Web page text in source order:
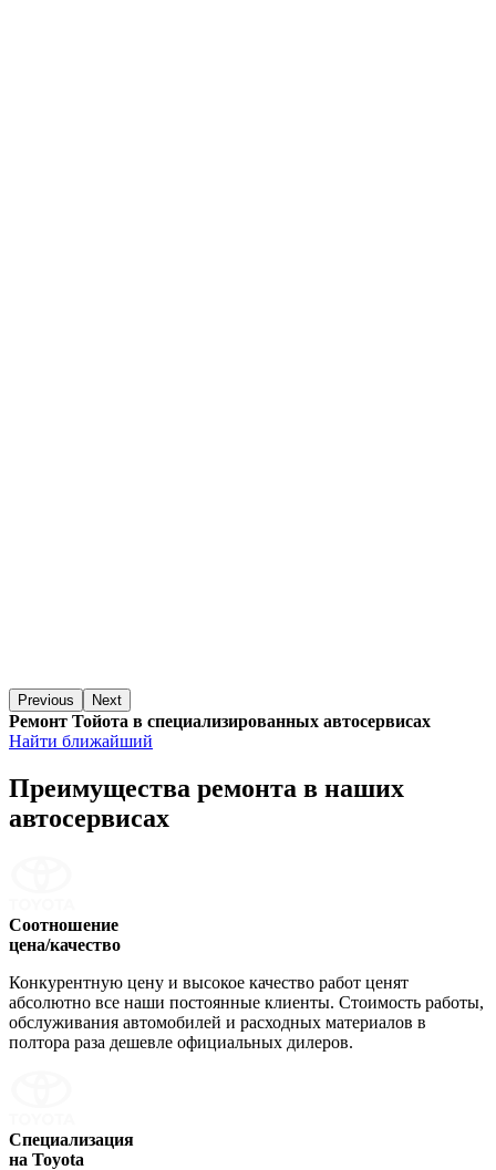
Previous Next
Ремонт Тойота в специализированных автосервисах
Найти ближайший
Преимущества ремонта в наших
автосервисах
Соотношение
цена/качество
Конкурентную цену и высокое качество работ ценят
абсолютно все наши постоянные клиенты. Стоимость работы,
обслуживания автомобилей и расходных материалов в
полтора раза дешевле официальных дилеров.
Специализация
на Toyota